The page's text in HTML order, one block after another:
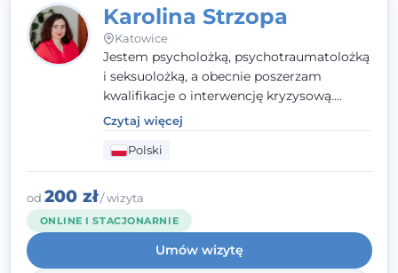
Karolina Strzopa
Katowice
Jestem psycholożką, psychotraumatolożką
i seksuolożką, a obecnie poszerzam
kwalifikacje o interwencję kryzysową.
Pracuję w nurcie terapii trzeciej fali, łącząc
metody o potwierdzonej skuteczności.
Towarzyszę młodzieży, dorosłym i parom w
radzeniu sobie z bolesnymi
doświadczeniami tak, by mogli żyć pełniej.
Czytaj więcej
Polski
od 200 zł/ wizyta
ONLINE I STACJONARNIE
Umów wizytę